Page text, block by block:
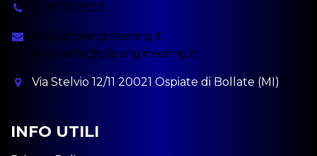
02 91702829
gfp@gfpengineering.it
antonella@gfpengineering.it
Via Stelvio 12/11 20021 Ospiate di Bollate (MI)
INFO UTILI